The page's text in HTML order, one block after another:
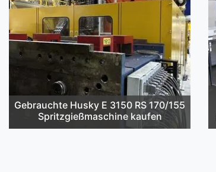
Gebrauchte Husky E 3150 RS 170/155
Spritzgießmaschine kaufen